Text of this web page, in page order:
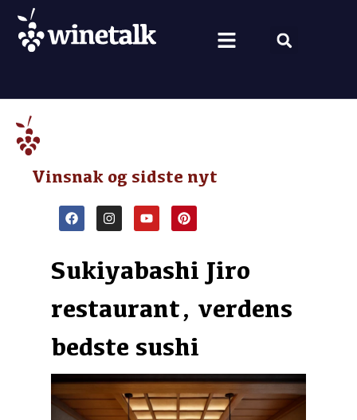
Vinsnak og sidste nyt
Sukiyabashi Jiro
restaurant, verdens
bedste sushi